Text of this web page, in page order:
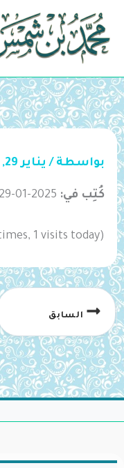
تخطي
المحتوى
بواسطة / يناير 29, 2025
كُتِب في: 2025-01-29
(Visited 1 times, 1 visits today)
السابق